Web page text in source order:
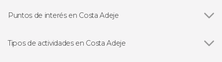
Puntos de interés en Costa Adeje
Tipos de actividades en Costa Adeje